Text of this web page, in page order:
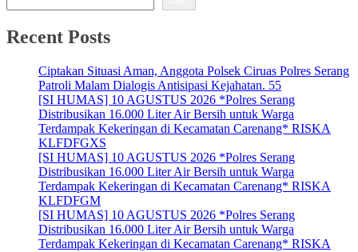
Recent Posts
Ciptakan Situasi Aman, Anggota Polsek Ciruas Polres Serang
Patroli Malam Dialogis Antisipasi Kejahatan. 55
[SI HUMAS] 10 AGUSTUS 2026 *Polres Serang
Distribusikan 16.000 Liter Air Bersih untuk Warga
Terdampak Kekeringan di Kecamatan Carenang* RISKA
KLFDFGXS
[SI HUMAS] 10 AGUSTUS 2026 *Polres Serang
Distribusikan 16.000 Liter Air Bersih untuk Warga
Terdampak Kekeringan di Kecamatan Carenang* RISKA
KLFDFGM
[SI HUMAS] 10 AGUSTUS 2026 *Polres Serang
Distribusikan 16.000 Liter Air Bersih untuk Warga
Terdampak Kekeringan di Kecamatan Carenang* RISKA